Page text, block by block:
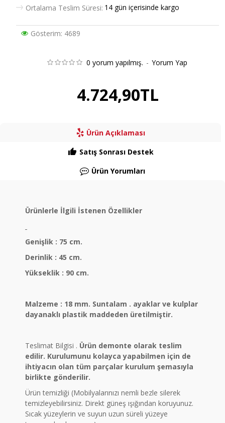
Ortalama Teslim Süresi: 14 gün içerisinde kargo
Gösterim: 4689
0 yorum yapılmış. - Yorum Yap
4.724,90TL
Ürün Açıklaması
Satış Sonrası Destek
Ürün Yorumları
Ürünlerle İlgili İstenen Özellikler
Genişlik : 75 cm.
Derinlik : 45 cm.
Yükseklik : 90 cm.
Malzeme : 18 mm. Suntalam . ayaklar ve kulplar
dayanaklı plastik maddeden üretilmiştir.
Teslimat Bilgisi . Ürün demonte olarak teslim
edilir. Kurulumunu kolayca yapabilmen için de
ihtiyacın olan tüm parçalar kurulum şemasıyla
birlikte gönderilir.
Ürün temizliği (Mobilyalarınızı nemli bezle silerek
temizleyebilirsiniz. Direkt güneş ışığından koruyunuz.
Sıcak yüzeylerin ve suyun uzun süreli yüzeye